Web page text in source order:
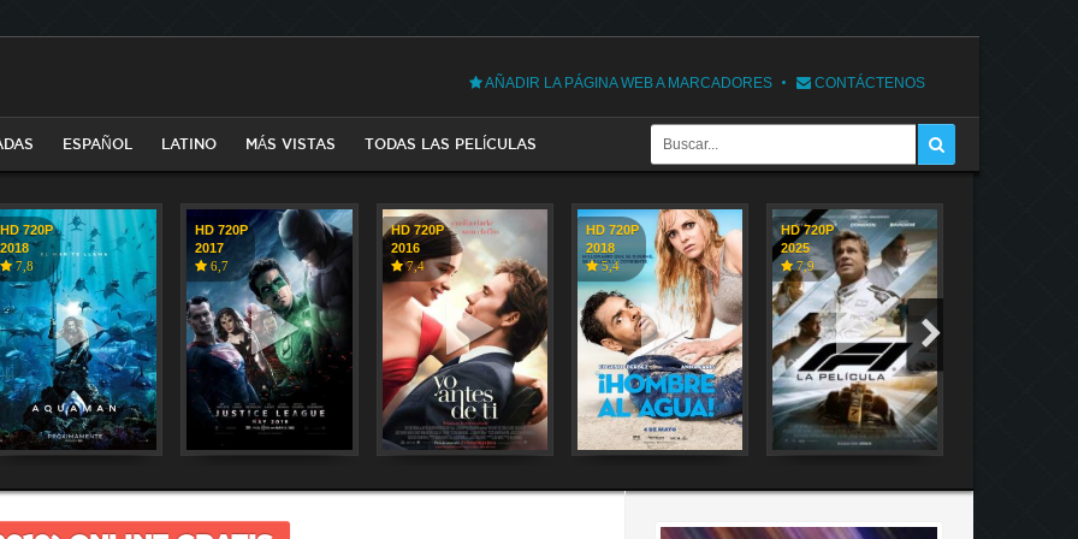
AÑADIR LA PÁGINA WEB A MARCADORES CONTÁCTENOS
ESPAÑOL LATINO MÁS VISTAS TODAS LAS PELÍCULAS
HD 720P
2018
7,8
HD 720P
2017
6,7
HD 720P
2016
7,4
HD 720P
2018
5,4
HD 720P
2025
7,9